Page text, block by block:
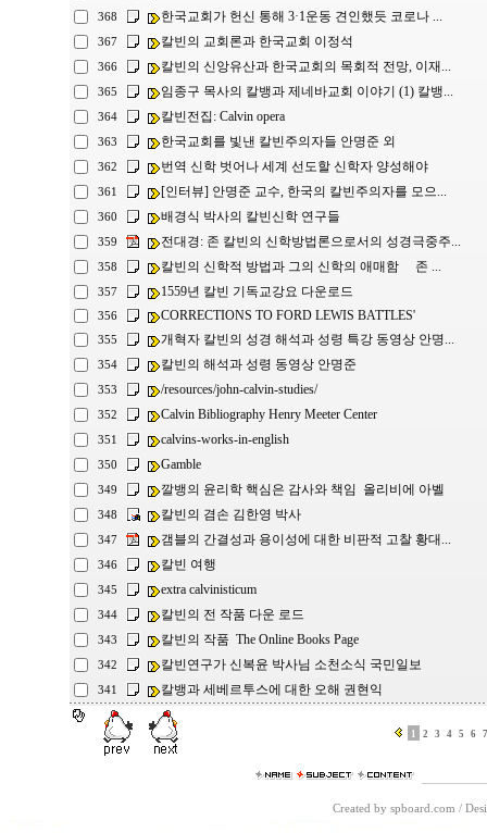
368 한국교회가 헌신 통해 3·1운동 견인했듯 코로나 ...
367 칼빈의 교회론과 한국교회 이정석
366 칼빈의 신앙유산과 한국교회의 목회적 전망, 이재...
365 임종구 목사의 칼뱅과 제네바교회 이야기 (1) 칼뱅...
364 칼빈전집: Calvin opera
363 한국교회를 빛낸 칼빈주의자들 안명준 외
362 번역 신학 벗어나 세계 선도할 신학자 양성해야
361 [인터뷰] 안명준 교수, 한국의 칼빈주의자를 모으...
360 배경식 박사의 칼빈신학 연구들
359 전대경: 존 칼빈의 신학방법론으로서의 성경극중주...
358 칼빈의 신학적 방법과 그의 신학의 애매함 존 ...
357 1559년 칼빈 기독교강요 다운로드
356 CORRECTIONS TO FORD LEWIS BATTLES'
355 개혁자 칼빈의 성경 해석과 성령 특강 동영상 안명...
354 칼빈의 해석과 성령 동영상 안명준
353 /resources/john-calvin-studies/
352 Calvin Bibliography Henry Meeter Center
351 calvins-works-in-english
350 Gamble
349 깔뱅의 윤리학 핵심은 감사와 책임 올리비에 아벨
348 칼빈의 겸손 김한영 박사
347 갬블의 간결성과 용이성에 대한 비판적 고찰 황대...
346 칼빈 여행
345 extra calvinisticum
344 칼빈의 전 작품 다운 로드
343 칼빈의 작품 The Online Books Page
342 칼빈연구가 신복윤 박사님 소천소식 국민일보
341 칼뱅과 세베르투스에 대한 오해 권현익
1 2 3 4 5 6 7
Created by spboard.com /